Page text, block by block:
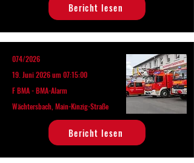
Bericht lesen
074/2026
19. Juni 2026 um 07:15:00
F BMA - BMA-Alarm
Wächtersbach, Main-Kinzig-Straße
Bericht lesen